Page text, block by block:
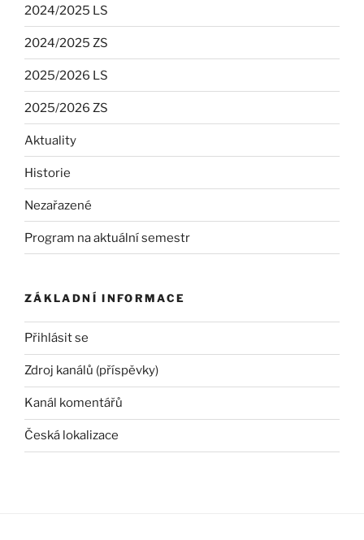
2024/2025 LS
2024/2025 ZS
2025/2026 LS
2025/2026 ZS
Aktuality
Historie
Nezařazené
Program na aktuální semestr
ZÁKLADNÍ INFORMACE
Přihlásit se
Zdroj kanálů (příspěvky)
Kanál komentářů
Česká lokalizace